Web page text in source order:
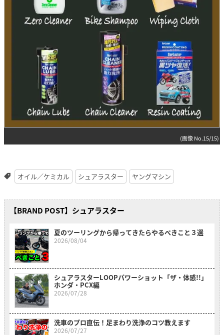
(画像 No.15/15)
オイル／ケミカル シュアラスター ヤングマシン
【BRAND POST】シュアラスター
夏のツーリングから帰ってきたらやるべきこと３選
2026/08/04
シュアラスターLOOPパワーショット「ザ・体感!!」
ホンダ・PCX編
2026/07/28
洗車のプロ直伝！足まわり洗浄のコツ教えます
2026/07/27